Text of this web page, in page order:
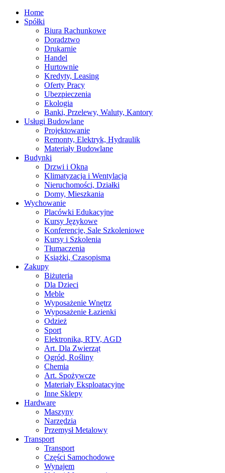
Home
Spółki
Biura Rachunkowe
Doradztwo
Drukarnie
Handel
Hurtownie
Kredyty, Leasing
Oferty Pracy
Ubezpieczenia
Ekologia
Banki, Przelewy, Waluty, Kantory
Usługi Budowlane
Projektowanie
Remonty, Elektryk, Hydraulik
Materiały Budowlane
Budynki
Drzwi i Okna
Klimatyzacja i Wentylacja
Nieruchomości, Działki
Domy, Mieszkania
Wychowanie
Placówki Edukacyjne
Kursy Językowe
Konferencje, Sale Szkoleniowe
Kursy i Szkolenia
Tłumaczenia
Książki, Czasopisma
Zakupy
Biżuteria
Dla Dzieci
Meble
Wyposażenie Wnętrz
Wyposażenie Łazienki
Odzież
Sport
Elektronika, RTV, AGD
Art. Dla Zwierząt
Ogród, Rośliny
Chemia
Art. Spożywcze
Materiały Eksploatacyjne
Inne Sklepy
Hardware
Maszyny
Narzędzia
Przemysł Metalowy
Transport
Transport
Części Samochodowe
Wynajem